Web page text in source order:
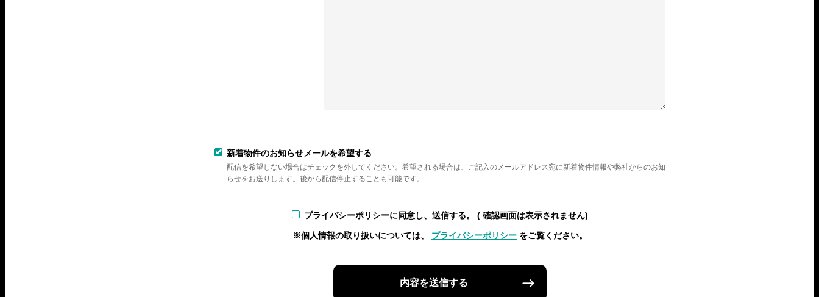
新着物件のお知らせメールを希望する
配信を希望しない場合はチェックを外してください。希望される場合は、ご記入のメールアドレス宛に新着物件情報や弊社からのお知
らせをお送りします。後から配信停止することも可能です。
プライバシーポリシーに同意し、送信する。 ( 確認画面は表示されません)
※個人情報の取り扱いについては、 プライバシーポリシー をご覧ください。
内容を送信する